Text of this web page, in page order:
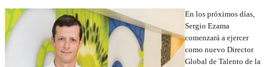
En los próximos días,
Sergio Ezama
comenzará a ejercer
como nuevo Director
Global de Talento de la